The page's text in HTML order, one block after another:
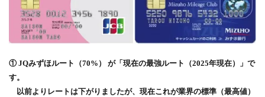
① JQみずほルート（70%） が「現在の最強ルート（2025年現在）」で
す。
以前よりレートは下がりましたが、現在これが業界の標準（最高値）